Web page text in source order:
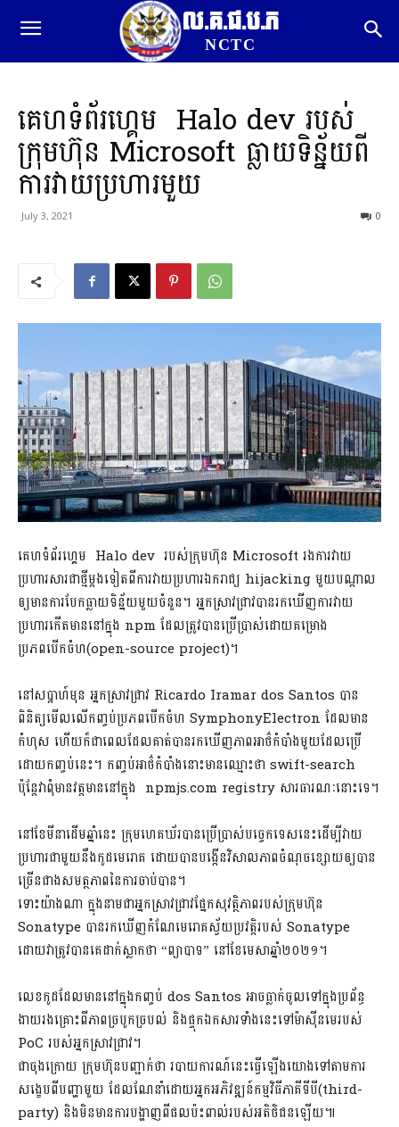
ល.គ.ជ.ប.ភ
NCTC
គេហទំព័រហ្គេម Halo dev របស់
ក្រុមហ៊ុន Microsoft ធ្លាយទិន្ន័យពី
ការវាយប្រហារមួយ
July 3, 2021 0
គេហទំព័រហ្គេម Halo dev របស់ក្រុមហ៊ុន Microsoft រងការវាយ
ប្រហារសារជាថ្មីម្តងទៀតពីការវាយប្រហារឯករាជ្យ​ hijacking មួយបណ្តាល
ឲ្យមានការបែកធ្លាយទិន្ន័យមួយចំនួន។ អ្នកស្រាវជ្រាវបានរកឃើញការវាយ
ប្រហារកើតមាននៅក្នុង npm ដែលត្រូវបានប្រើប្រាស់ដោយគម្រោង
ប្រភពបើកចំហ(open-source project)។
នៅសប្តាហ៍មុន អ្នកស្រាវជ្រាវ Ricardo Iramar dos Santos បាន
ពិនិត្យមើលលើកញ្ចប់ប្រភពបើកចំហ SymphonyElectron ដែលមាន
កំហុស ហើយក៏ជាពេលដែលគាត់បានរកឃើញភាពអាថ៌កំបាំងមួយដែលប្រើ
ដោយកញ្ចប់នេះ។ កញ្ចប់អាថ៌កំបាំងនោះមានឈ្មោះថា swift-search ​
ប៉ុន្តែវាពុំមានវត្តមាននៅក្នុង npmjs.com registry សារធារណៈនោះទេ។
នៅខែមីនាដើមឆ្នាំនេះ ក្រុមហេគឃ័របានប្រើប្រាស់បច្ចេកទេសនេះដើម្បីវាយ
ប្រហារជាមួយនឹងកូដមេរោគ ដោយបានបង្កើនវិសាលភាពចំណុចខ្សោយឲ្យបាន
ច្រើនជាងសមត្ថភាពនៃការចាប់បាន។​
ទោះយ៉ាងណា ក្នុងនាមជាអ្នកស្រាវជ្រាវផ្នែកសុវត្ថិភាពរបស់ក្រុមហ៊ុន
Sonatype បានរកឃើញកំណែមេរោគស្វ័យប្រវត្តិរបស់ Sonatype
ដោយវាត្រូវបានគេដាក់ស្លាកថា “ព្យាបាទ” នៅខែមេសាឆ្នាំ២០២១។​
លេខកូដដែលមាននៅក្នុងកញ្ចប់ dos Santos អាចធ្លាក់ចូលទៅក្នុងប្រព័ន្ធ
ងាយរងគ្រោះពីភាពច្របូកច្របល់ និងផ្ទុកឯកសារទាំងនេះទៅម៉ាស៊ីនមេរបស់
PoC របស់អ្នកស្រាវជ្រាវ។
ជាចុងក្រោយ ក្រុមហ៊ុនបញ្ជាក់ថា របាយការណ៍នេះធ្វើឡើងយោងទៅតាមការ
សង្ខេបពីបញ្ហាមួយ ដែលណែនាំដោយអ្នកអភិវឌ្ឍន៍កម្មវិធីភាគីទីបី(third-
party) និងមិនមានការបង្ហាញពីផលប៉ះពាល់របស់អតិថិជនឡើយ៕